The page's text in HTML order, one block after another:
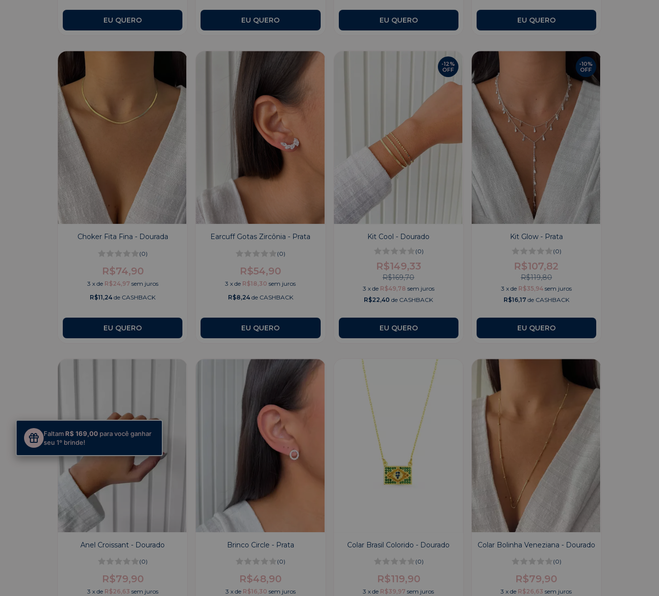
EU QUERO
Choker Fita Fina - Dourada
(0)
R$74,90
3 x de R$24,97 sem juros
R$11,24 de CASHBACK
Earcuff Gotas Zircônia - Prata
(0)
R$54,90
3 xde R$18,30 sem juros
R$8,24de CASHBACK
Kit Cool - Dourado
(0)
R$149,33
-12%
OFF
R$169,70
3 x de R$49,78 sem juros
R$22,40 de CASHBACK
EU QUERO
Kit Glow - Prata
(0)
R$107,82
-10%
OFF
R$119,80
3 x de R$35,94 sem juros
R$16,17de CASHBACK
EU QUERO
Anel Croissant - Dourado
(0)
R$79,90
3 x de R$26,63 sem juros
Brinco Circle - Prata
(0)
R$48,90
3 x de R$16,30 sem juros
Colar Brasil Colorido - Dourado
(0)
R$119,90
3 xde R$39,97 sem juros
Colar Bolinha Veneziana - Dourado
(0)
R$79,90
3 xde R$26,63 sem juros
FaltamR$ 169,00 para você ganhar
seu 1º brinde!